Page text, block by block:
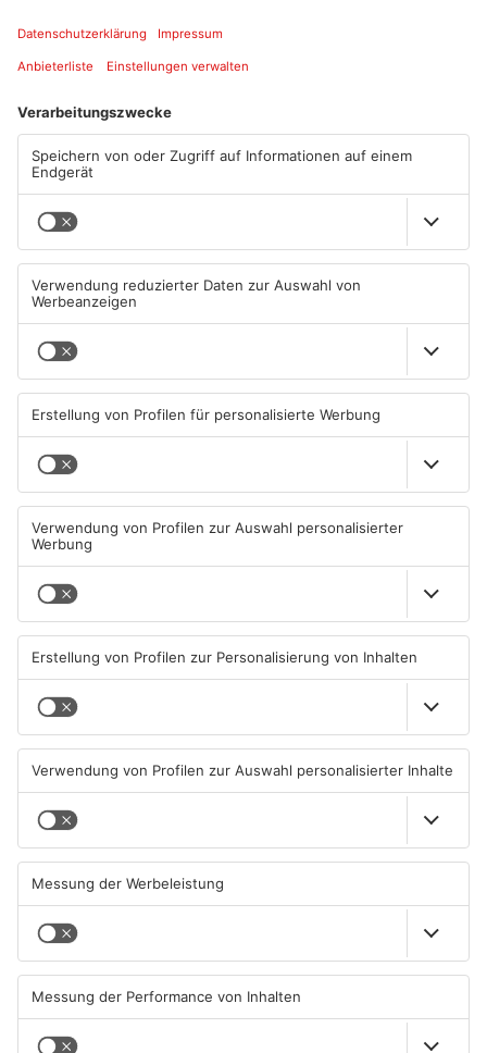
Mehr aus
Aschaffenburg
Aschaffenburg wegen
Gasnetz-Reparatur
Aschaffenburg von
Mercedes erfasst
TOPNEWS
Große Baustelle in
Aschaffenburger Innenstadt
beendet
05.08.2026, 06:40 UHR IN
ASCHAFFENBURG
Feuerwerk löst wohl Brand in
Aschaffenburg-Schweinheim
TOPNEWS